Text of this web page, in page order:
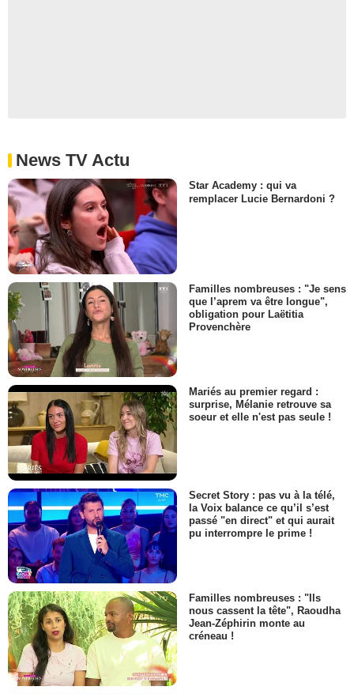
News TV Actu
Star Academy : qui va
remplacer Lucie Bernardoni ?
Familles nombreuses : "Je sens
que l’aprem va être longue",
obligation pour Laëtitia
Provenchère
Mariés au premier regard :
surprise, Mélanie retrouve sa
soeur et elle n'est pas seule !
Secret Story : pas vu à la télé,
la Voix balance ce qu’il s’est
passé "en direct" et qui aurait
pu interrompre le prime !
Familles nombreuses : "Ils
nous cassent la tête", Raoudha
Jean-Zéphirin monte au
créneau !